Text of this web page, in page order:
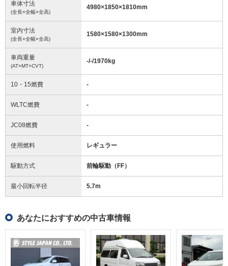
車体寸法
(全長×全幅×全高)
4980×1850×1810mm
室内寸法
(全長×全幅×全高)
1580×1580×1300mm
車両重量
(AT×MT×CVT)
-/-/1970kg
10・15燃費 -
WLTC燃費 -
JC08燃費 -
使用燃料 レギュラー
駆動方式 前輪駆動（FF）
最小回転半径 5.7m
あなたにおすすめの中古車情報